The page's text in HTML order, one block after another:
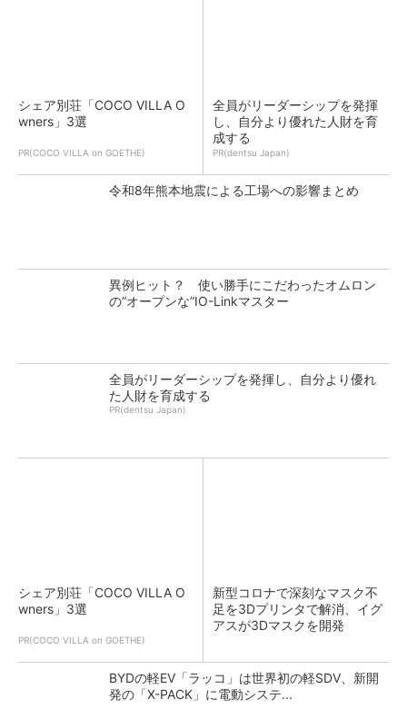
シェア別荘「COCO VILLA O
wners」3選
PR(COCO VILLA on GOETHE)
全員がリーダーシップを発揮
し、自分より優れた人財を育
成する
PR(dentsu Japan)
令和8年熊本地震による工場への影響まとめ
異例ヒット？ 使い勝手にこだわったオムロン
の“オープンな”IO-Linkマスター
全員がリーダーシップを発揮し、自分より優れ
た人財を育成する
PR(dentsu Japan)
シェア別荘「COCO VILLA O
wners」3選
PR(COCO VILLA on GOETHE)
新型コロナで深刻なマスク不
足を3Dプリンタで解消、イグ
アスが3Dマスクを開発
BYDの軽EV「ラッコ」は世界初の軽SDV、新開
発の「X-PACK」に電動システ...